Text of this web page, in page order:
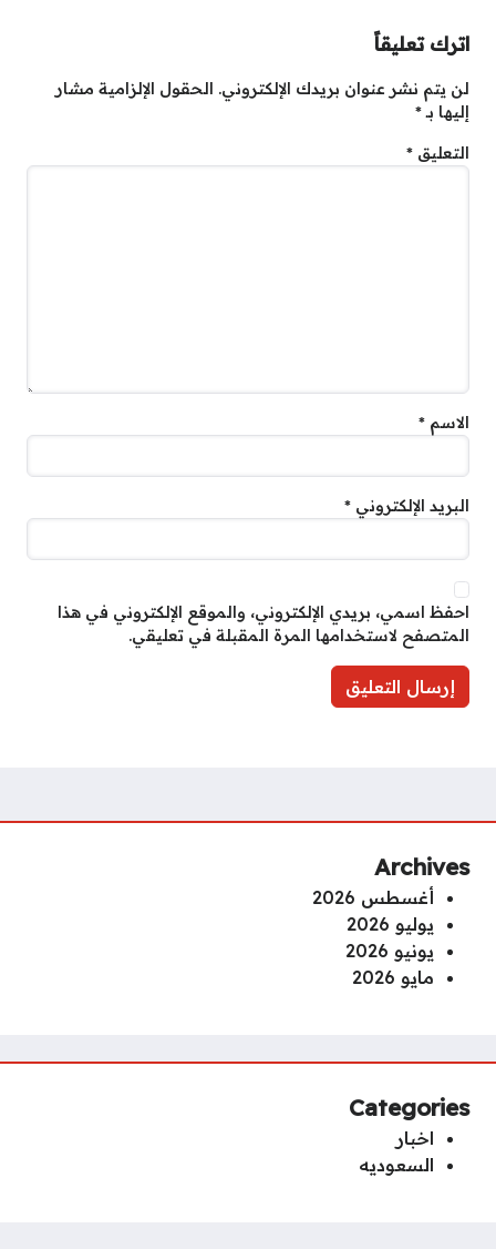
اترك تعليقاً
لن يتم نشر عنوان بريدك الإلكتروني. الحقول الإلزامية مشار
إليها بـ*
التعليق *
الاسم *
البريد الإلكتروني *
احفظ اسمي، بريدي الإلكتروني، والموقع الإلكتروني في هذا
المتصفح لاستخدامها المرة المقبلة في تعليقي.
Archives
أغسطس 2026
يوليو 2026
يونيو 2026
مايو 2026
Categories
اخبار
السعوديه